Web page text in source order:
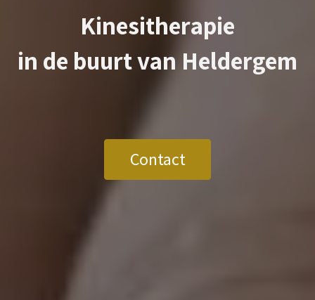
Kinesitherapie
in de buurt van Heldergem
Contact